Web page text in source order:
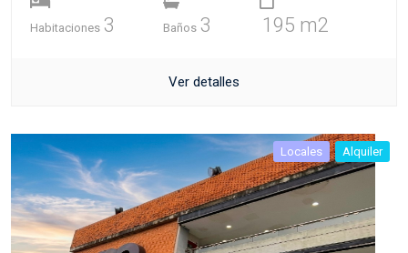
Habitaciones 3 Baños 3 195 m2
Ver detalles
Locales Alquiler